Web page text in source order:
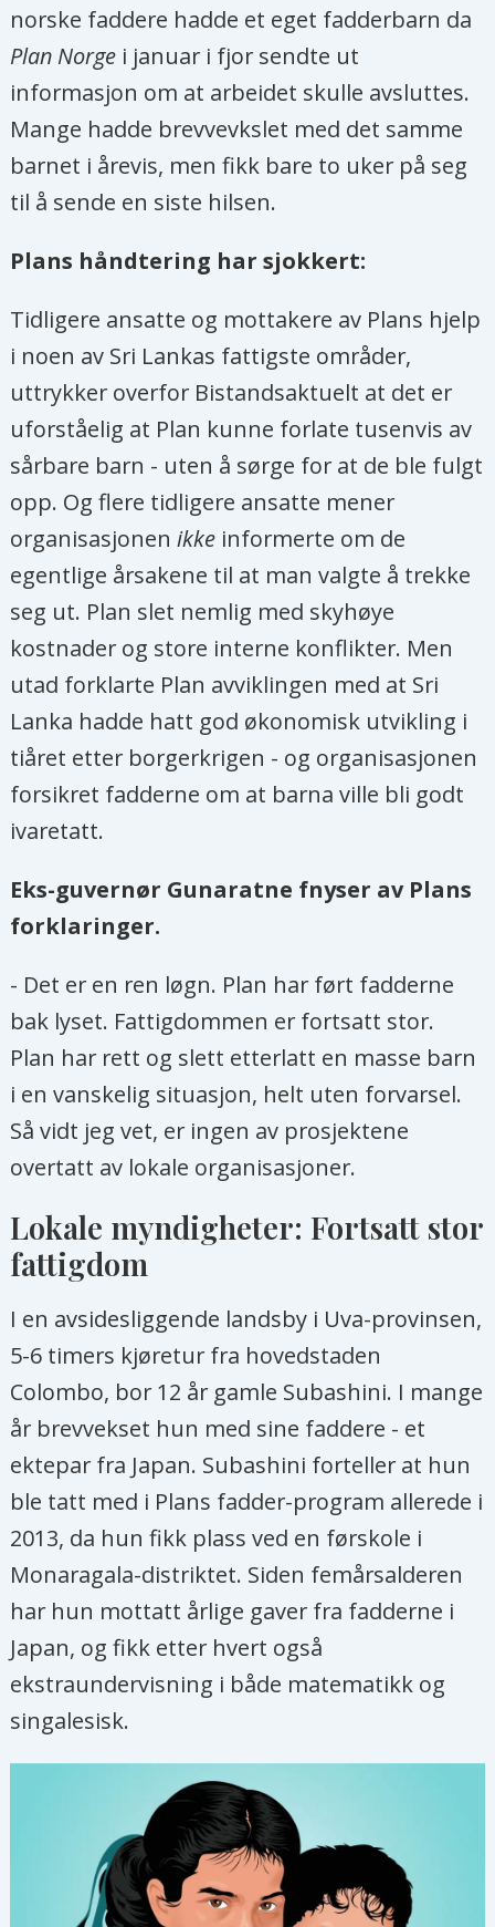
norske faddere hadde et eget fadderbarn da
Plan Norge i januar i fjor sendte ut
informasjon om at arbeidet skulle avsluttes.
Mange hadde brevvevkslet med det samme
barnet i årevis, men fikk bare to uker på seg
til å sende en siste hilsen.
Plans håndtering har sjokkert:
Tidligere ansatte og mottakere av Plans hjelp
i noen av Sri Lankas fattigste områder,
uttrykker overfor Bistandsaktuelt at det er
uforståelig at Plan kunne forlate tusenvis av
sårbare barn - uten å sørge for at de ble fulgt
opp. Og flere tidligere ansatte mener
organisasjonenikke informerte om de
egentlige årsakene til at man valgte å trekke
seg ut. Plan slet nemlig med skyhøye
kostnader og store interne konflikter. Men
utad forklarte Plan avviklingen med at Sri
Lanka hadde hatt god økonomisk utvikling i
tiåret etter borgerkrigen - og organisasjonen
forsikret fadderne om at barna ville bli godt
ivaretatt.
Eks-guvernør Gunaratne fnyser av Plans
forklaringer.
- Det er en ren løgn. Plan har ført fadderne
bak lyset. Fattigdommen er fortsatt stor.
Plan har rett og slett etterlatt en masse barn
i en vanskelig situasjon, helt uten forvarsel.
Så vidt jeg vet, er ingen av prosjektene
overtatt av lokale organisasjoner.
Lokale myndigheter: Fortsatt stor
fattigdom
I en avsidesliggende landsby i Uva-provinsen,
5-6 timers kjøretur fra hovedstaden
Colombo, bor 12 år gamle Subashini. I mange
år brevvekset hun med sine faddere - et
ektepar fra Japan. Subashini forteller at hun
ble tatt med i Plans fadder-program allerede i
2013, da hun fikk plass ved en førskole i
Monaragala-distriktet. Siden femårsalderen
har hun mottatt årlige gaver fra fadderne i
Japan, og fikk etter hvert også
ekstraundervisning i både matematikk og
singalesisk.